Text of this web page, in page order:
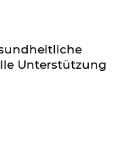
Unterstützung